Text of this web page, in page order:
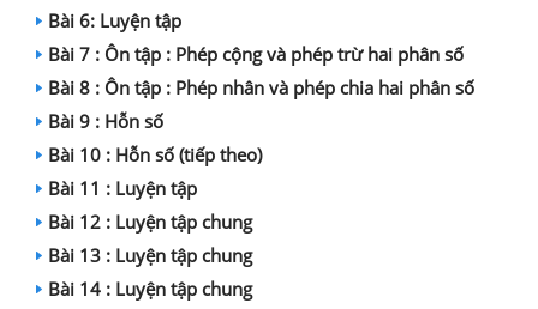
Bài 6: Luyện tập
Bài 7 : Ôn tập : Phép cộng và phép trừ hai phân số
Bài 8 : Ôn tập : Phép nhân và phép chia hai phân số
Bài 9 : Hỗn số
Bài 10 : Hỗn số (tiếp theo)
Bài 11 : Luyện tập
Bài 12 : Luyện tập chung
Bài 13 : Luyện tập chung
Bài 14 : Luyện tập chung